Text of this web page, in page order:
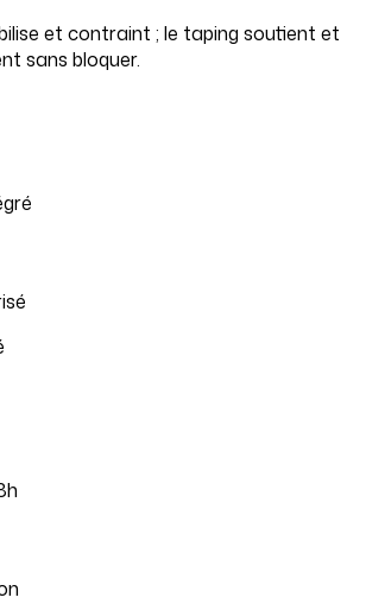
et contraint ; le taping soutient et
sans bloquer.